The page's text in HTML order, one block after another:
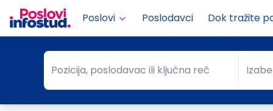
Poslovi Poslodavci Dok tražite
Pozicija, poslodavac ili ključna reč
Pozicija, poslodavac ili ključna reč Grad